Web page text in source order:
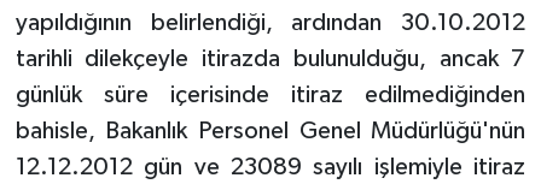
yapıldığının belirlendiği, ardından 30.10.2012
tarihli dilekçeyle itirazda bulunulduğu, ancak 7
günlük süre içerisinde itiraz edilmediğinden
bahisle, Bakanlık Personel Genel Müdürlüğü'nün
12.12.2012 gün ve 23089 sayılı işlemiyle itiraz